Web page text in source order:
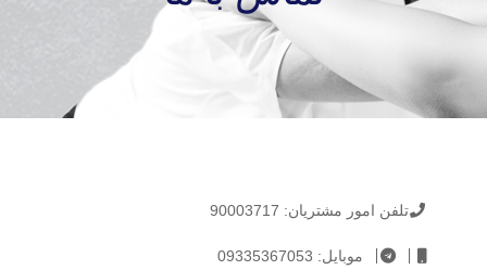
تلفن امور مشتریان: 90003717
موبایل: 09335367053